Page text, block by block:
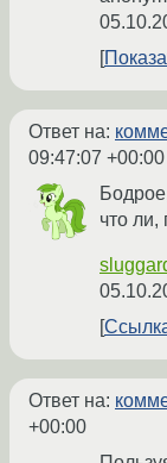
Ответ на:
09:47:07 +00:00
что ли,
Ответ на:
+00:00